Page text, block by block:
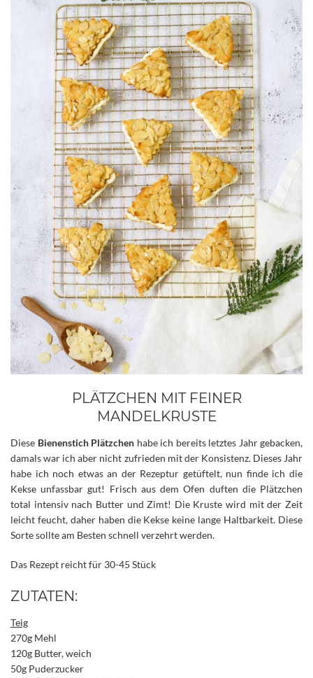
PLÄTZCHEN MIT FEINER
MANDELKRUSTE
Diese Bienenstich Plätzchen habe ich bereits letztes Jahr gebacken,
damals war ich aber nicht zufrieden mit der Konsistenz. Dieses Jahr
habe ich noch etwas an der Rezeptur getüftelt, nun finde ich die
Kekse unfassbar gut! Frisch aus dem Ofen duften die Plätzchen
total intensiv nach Butter und Zimt! Die Kruste wird mit der Zeit
leicht feucht, daher haben die Kekse keine lange Haltbarkeit. Diese
Sorte sollte am Besten schnell verzehrt werden.
Das Rezept reicht für 30-45 Stück
ZUTATEN:
Teig
270g Mehl
120g Butter, weich
50g Puderzucker